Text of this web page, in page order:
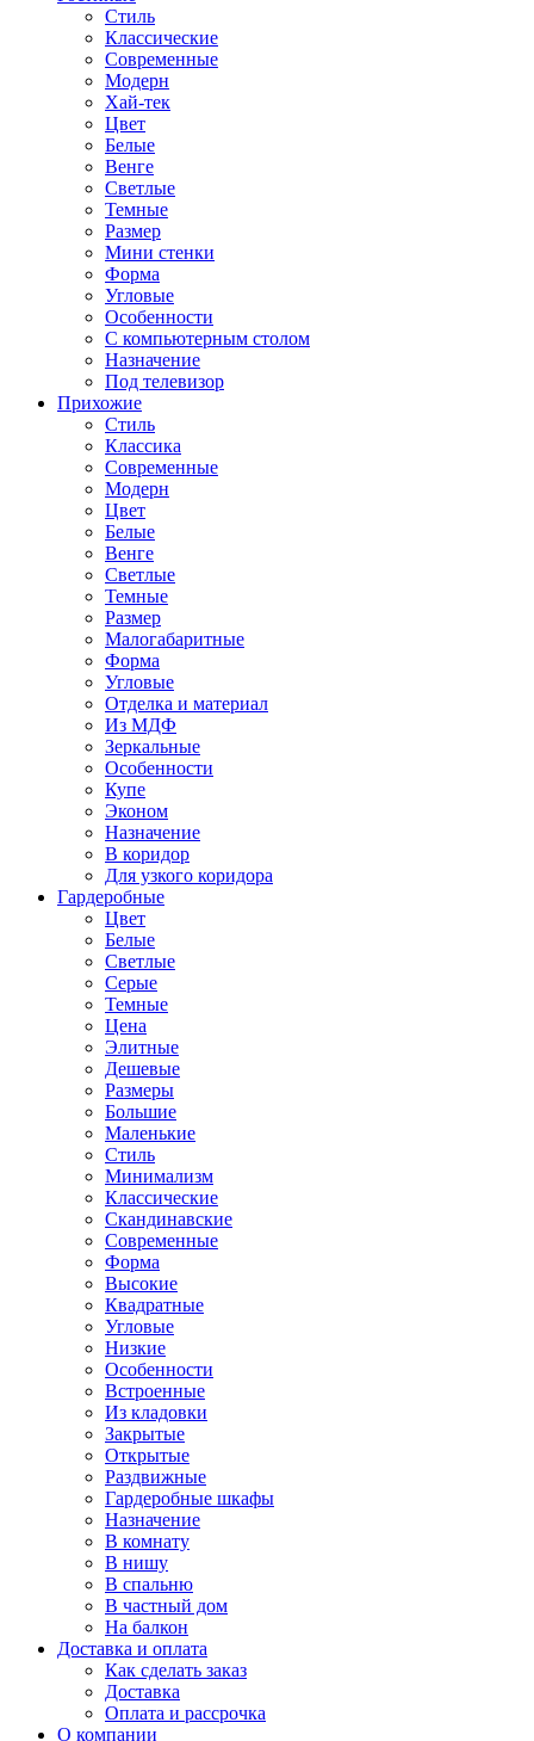
Стиль
Классические
Современные
Модерн
Хай-тек
Цвет
Белые
Венге
Светлые
Темные
Размер
Мини стенки
Форма
Угловые
Особенности
С компьютерным столом
Назначение
Под телевизор
Прихожие
Стиль
Классика
Современные
Модерн
Цвет
Белые
Венге
Светлые
Темные
Размер
Малогабаритные
Форма
Угловые
Отделка и материал
Из МДФ
Зеркальные
Особенности
Купе
Эконом
Назначение
В коридор
Для узкого коридора
Гардеробные
Цвет
Белые
Светлые
Серые
Темные
Цена
Элитные
Дешевые
Размеры
Большие
Маленькие
Стиль
Минимализм
Классические
Скандинавские
Современные
Форма
Высокие
Квадратные
Угловые
Низкие
Особенности
Встроенные
Из кладовки
Закрытые
Открытые
Раздвижные
Гардеробные шкафы
Назначение
В комнату
В нишу
В спальню
В частный дом
На балкон
Доставка и оплата
Как сделать заказ
Доставка
Оплата и рассрочка
О компании